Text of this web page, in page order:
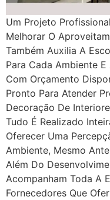
Um Projeto
Melhorar O
Também Auxilia A
Para Cada Ambiente
Com Orçamento
Pronto Para Atender
Decoração De
Tudo É Realizado
Oferecer Uma
Ambiente, Mesmo
Além Do
Acompanham Toda A
Fornecedores Que